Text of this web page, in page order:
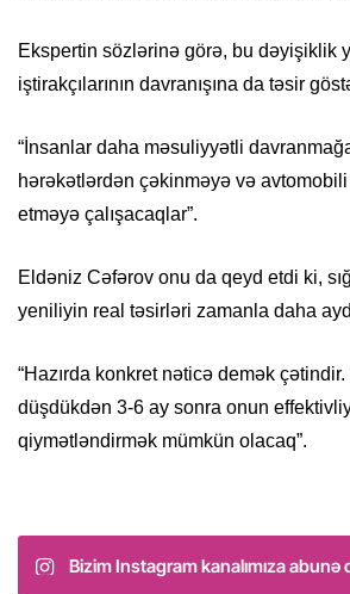
Ekspertin sözlərinə görə, bu dəyişiklik
iştirakçılarının davranışına da təsir
“İnsanlar daha məsuliyyətli
hərəkətlərdən çəkinməyə və
etməyə çalışacaqlar”.
Eldəniz Cəfərov onu da qeyd etdi ki,
yeniliyin real təsirləri zamanla daha
“Hazırda konkret nəticə demək
düşdükdən 3-6 ay sonra onun
qiymətləndirmək mümkün olacaq”.
Bizim Instagram kanalımıza abunə